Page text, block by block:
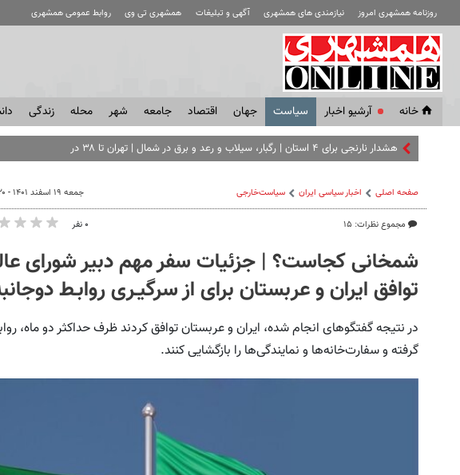
روزنامه همشهری امروز نیازمندی های همشهری آگهی و تبلیغات همشهری تی وی روابط عمومی همشهری
خانه آرشیو اخبار سياست جهان اقتصاد جامعه شهر محله زندگی
هشدار نارنجی برای ۴ استان | رگبار، سیلاب و رعد و برق در شمال | تهران تا ۳۸ درجه گرم می‌ شود
صفحه اصلی اخبار سیاسی ایران سیاست‌خارجی
مجموع نظرات: ۱۵
جمعه ۱۹ اسفند ۱۴۰۱ - ۱۵:۲۰
۰ نفر
شمخانی کجاست؟ | جزئیات سفر مهم دبیر شورای
توافق ایران و عربستان برای از سرگیـری روابـط
در نتیجه‌ گفتگوهای انجام شده، ایران و عربستان توافق کردند ظرف حداکثر دو ماه،
گرفته و سفارت‌خانه‌ها و نمایندگی‌ها را بازگشایی کنند.
چرا
ژاپن را